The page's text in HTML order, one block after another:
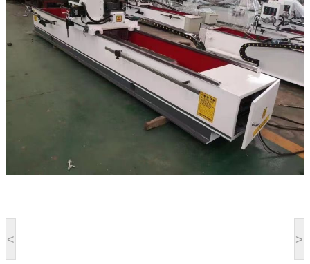
< >